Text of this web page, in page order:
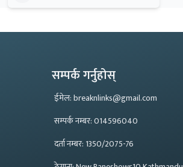
सम्पर्क गर्नुहोस्
ईमेल: breaknlinks@gmail.com
सम्पर्क नम्बर: 014596040
दर्ता नम्बर: 1350/2075-76